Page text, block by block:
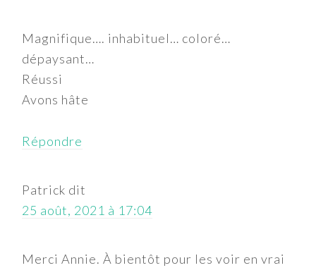
Magnifique…. inhabituel… coloré…
dépaysant…
Réussi
Avons hâte
Répondre
Patrick dit
25 août, 2021 à 17:04
Merci Annie. À bientôt pour les voir en vrai